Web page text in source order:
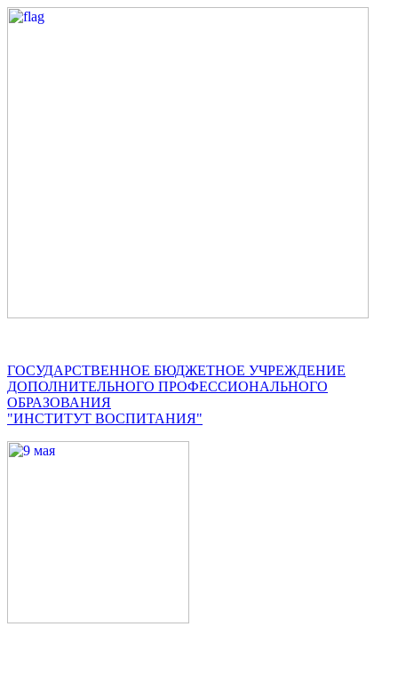
ГОСУДАРСТВЕННОЕ БЮДЖЕТНОЕ УЧРЕЖДЕНИЕ
ДОПОЛНИТЕЛЬНОГО ПРОФЕССИОНАЛЬНОГО
ОБРАЗОВАНИЯ
"ИНСТИТУТ ВОСПИТАНИЯ"